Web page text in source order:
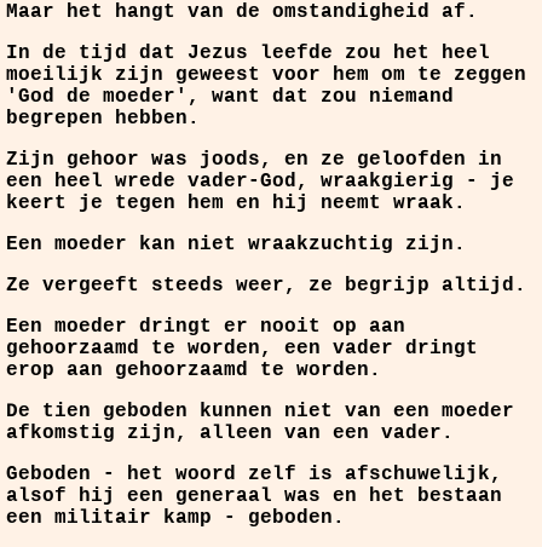
Maar het hangt van de omstandigheid af.
In de tijd dat Jezus leefde zou het heel
moeilijk zijn geweest voor hem om te zeggen
'God de moeder', want dat zou niemand
begrepen hebben.
Zijn gehoor was joods, en ze geloofden in
een heel wrede vader-God, wraakgierig - je
keert je tegen hem en hij neemt wraak.
Een moeder kan niet wraakzuchtig zijn.
Ze vergeeft steeds weer, ze begrijp altijd.
Een moeder dringt er nooit op aan
gehoorzaamd te worden, een vader dringt
erop aan gehoorzaamd te worden.
De tien geboden kunnen niet van een moeder
afkomstig zijn, alleen van een vader.
Geboden - het woord zelf is afschuwelijk,
alsof hij een generaal was en het bestaan
een militair kamp - geboden.